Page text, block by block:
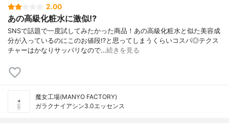
2.00
あの高級化粧水に激似⁉︎
SNSで話題で一度試してみたかった商品！あの高級化粧水と似た美容成
分が入っているのにこのお値段⁉︎と思ってしまうくらいコスパ◎テクス
チャーはかなりサッパリなので…続きを見る
魔女工場(MANYO FACTORY)
ガラクナイアシン3.0エッセンス